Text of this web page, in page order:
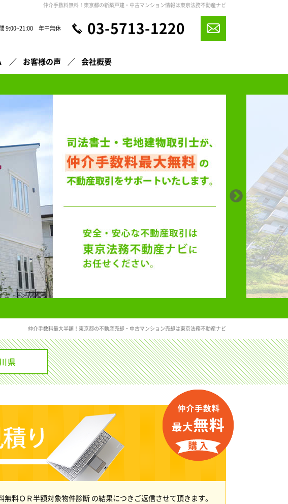
仲介手数料無料！東京都の新築戸建・中古マンション情報は東京法務不動産ナビ
9:00~21:00 年中無休 03-5713-1220
お客様の声 会社概要
仲介手数料最大半額！東京都の不動産売却・中古マンション売却は東京法務不動産ナビ
県
料ＯＲ半額対象物件診断 の結果につきご返信させて頂きます。